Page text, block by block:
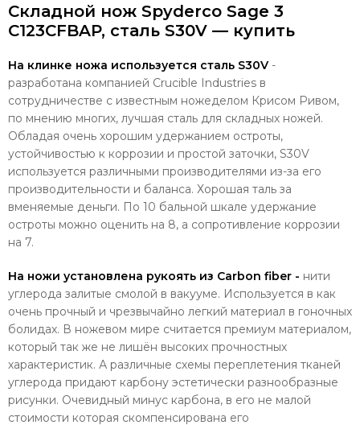
Складной нож Spyderco Sage 3
C123CFBAP, сталь S30V — купить
На клинке ножа используется сталь S30V -
разработана компанией Сrucible Industries в
сотрудничестве с известным ножеделом Крисом Ривом,
по мнению многих, лучшая сталь для складных ножей.
Обладая очень хорошим удержанием остроты,
устойчивостью к коррозии и простой заточки, S30V
используется различными производителями из-за его
производительности и баланса. Хорошая таль за
вменяемые деньги. По 10 бальной шкале удержание
остроты можно оценить на 8, а сопротивление коррозии
на 7.
На ножи установлена рукоять из Carbon fiber - нити
углерода залитые смолой в вакууме. Используется в как
очень прочный и чрезвычайно легкий материал в гоночных
болидах. В ножевом мире считается премиум материалом,
который так же не лишён высоких прочностных
характеристик. А различные схемы переплетения тканей
углерода придают карбону эстетически разнообразные
рисунки. Очевидный минус карбона, в его не малой
стоимости которая скомпенсирована его